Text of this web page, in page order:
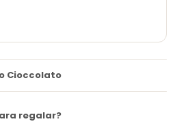
Cioccolato
regalar?